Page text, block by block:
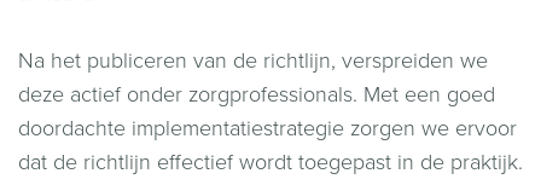
Na het publiceren van de richtlijn, verspreiden we
deze actief onder zorgprofessionals. Met een goed
doordachte implementatiestrategie zorgen we ervoor
dat de richtlijn effectief wordt toegepast in de praktijk.